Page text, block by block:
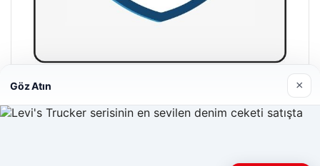
Hastaş Beton
26/05/2026
Göz Atın ×